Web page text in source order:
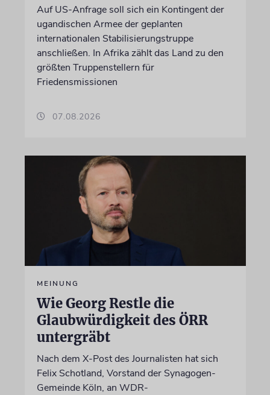
Auf US-Anfrage soll sich ein Kontingent der
ugandischen Armee der geplanten
internationalen Stabilisierungstruppe
anschließen. In Afrika zählt das Land zu den
größten Truppenstellern für
Friedensmissionen
07.08.2026
MEINUNG
Wie Georg Restle die
Glaubwürdigkeit des ÖRR
untergräbt
Nach dem X-Post des Journalisten hat sich
Felix Schotland, Vorstand der Synagogen-
Gemeinde Köln, an WDR-